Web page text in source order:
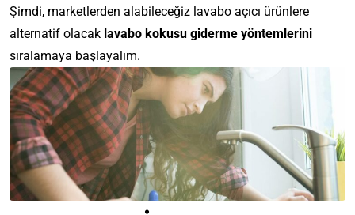
Şimdi, marketlerden alabileceğiz lavabo açıcı ürünlere
alternatif olacak lavabo kokusu giderme yöntemlerini
sıralamaya başlayalım.